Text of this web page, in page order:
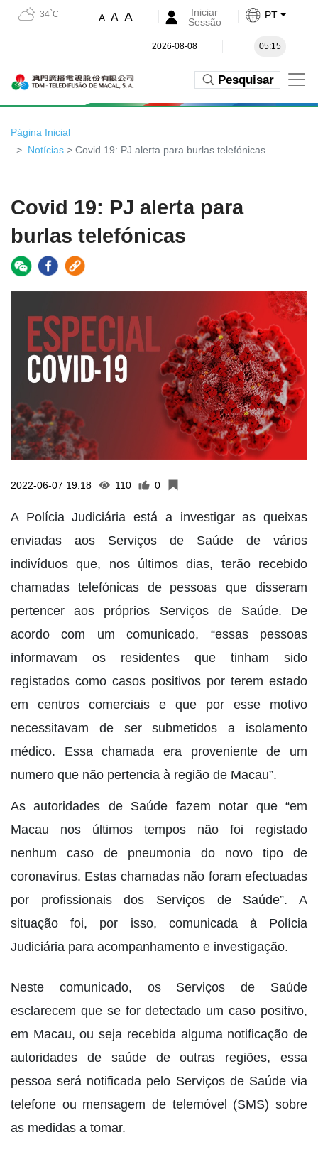
34˚C A A A
Iniciar
Sessão
PT
2026-08-08 05:15
Pesquisar
Página Inicial
Notícias > Covid 19: PJ alerta para burlas telefónicas
Covid 19: PJ alerta para
burlas telefónicas
2022-06-07 19:18 110 0
A Polícia Judiciária está a investigar as queixas
enviadas aos Serviços de Saúde de vários
indivíduos que, nos últimos dias, terão recebido
chamadas telefónicas de pessoas que disseram
pertencer aos próprios Serviços de Saúde. De
acordo com um comunicado, “essas pessoas
informavam os residentes que tinham sido
registados como casos positivos por terem estado
em centros comerciais e que por esse motivo
necessitavam de ser submetidos a isolamento
médico. Essa chamada era proveniente de um
numero que não pertencia à região de Macau”.
As autoridades de Saúde fazem notar que “em
Macau nos últimos tempos não foi registado
nenhum caso de pneumonia do novo tipo de
coronavírus. Estas chamadas não foram efectuadas
por profissionais dos Serviços de Saúde”. A
situação foi, por isso, comunicada à Polícia
Judiciária para acompanhamento e investigação.
Neste comunicado, os Serviços de Saúde
esclarecem que se for detectado um caso positivo,
em Macau, ou seja recebida alguma notificação de
autoridades de saúde de outras regiões, essa
pessoa será notificada pelo Serviços de Saúde via
telefone ou mensagem de telemóvel (SMS) sobre
as medidas a tomar.